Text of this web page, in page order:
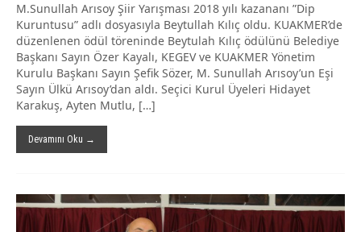
M.Sunullah Arısoy Şiir Yarışması 2018 yılı kazananı ”Dip
Kuruntusu” adlı dosyasıyla Beytullah Kılıç oldu. KUAKMER’de
düzenlenen ödül töreninde Beytulah Kılıç ödülünü Belediye
Başkanı Sayın Özer Kayalı, KEGEV ve KUAKMER Yönetim
Kurulu Başkanı Sayın Şefik Sözer, M. Sunullah Arısoy’un Eşi
Sayın Ülkü Arısoy’dan aldı. Seçici Kurul Üyeleri Hidayet
Karakuş, Ayten Mutlu, […]
Devamını Oku →